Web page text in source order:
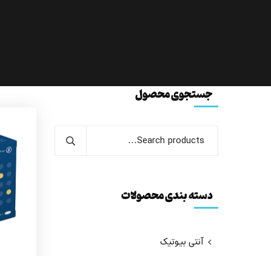
جستجوی محصول
دسته بندی محصولات
آنتی بیوتیک